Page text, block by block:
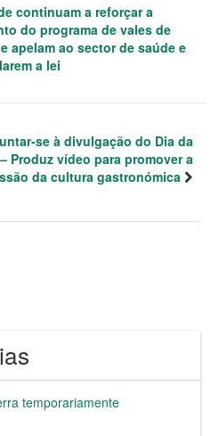
continuam a reforçar a
do programa de vales de
apelam ao sector de saúde e
a lei
se à divulgação do Dia da
Produz vídeo para promover a
da cultura gastronómica
temporariamente